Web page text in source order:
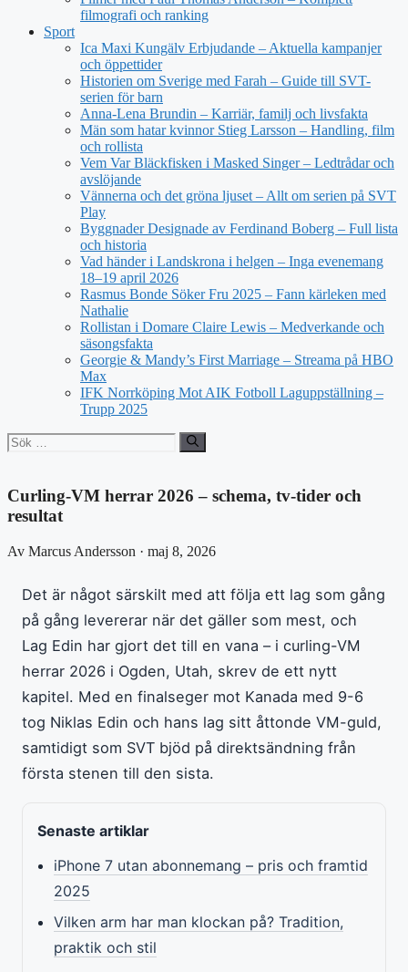
filmografi och ranking
Sport
Ica Maxi Kungälv Erbjudande – Aktuella kampanjer
och öppettider
Historien om Sverige med Farah – Guide till SVT-
serien för barn
Anna-Lena Brundin – Karriär, familj och livsfakta
Män som hatar kvinnor Stieg Larsson – Handling, film
och rollista
Vem Var Bläckfisken i Masked Singer – Ledtrådar och
avslöjande
Vännerna och det gröna ljuset – Allt om serien på SVT
Play
Byggnader Designade av Ferdinand Boberg – Full lista
och historia
Vad händer i Landskrona i helgen – Inga evenemang
18–19 april 2026
Rasmus Bonde Söker Fru 2025 – Fann kärleken med
Nathalie
Rollistan i Domare Claire Lewis – Medverkande och
säsongsfakta
Georgie & Mandy’s First Marriage – Streama på HBO
Max
IFK Norrköping Mot AIK Fotboll Laguppställning –
Trupp 2025
Sök
efter:
Curling-VM herrar 2026 – schema, tv-tider och
resultat
Av Marcus Andersson · maj 8, 2026
Det är något särskilt med att följa ett lag som gång
på gång levererar när det gäller som mest, och
Lag Edin har gjort det till en vana – i curling-VM
herrar 2026 i Ogden, Utah, skrev de ett nytt
kapitel. Med en finalseger mot Kanada med 9-6
tog Niklas Edin och hans lag sitt åttonde VM-guld,
samtidigt som SVT bjöd på direktsändning från
första stenen till den sista.
Senaste artiklar
iPhone 7 utan abonnemang – pris och framtid
2025
Vilken arm har man klockan på? Tradition,
praktik och stil